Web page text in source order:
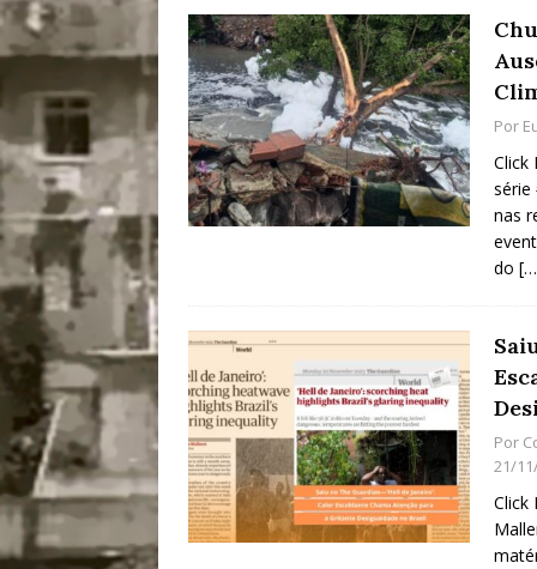
Por
Click
série
nas
do
Por
21/
Click